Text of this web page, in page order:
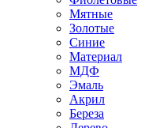
Мятные
Золотые
Синие
Материал
МДФ
Эмаль
Акрил
Береза